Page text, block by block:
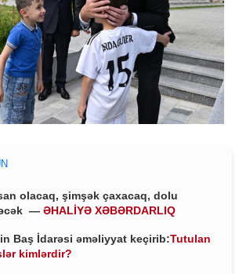
olacaq, şimşək çaxacaq, dolu
— ƏHALİYƏ XƏBƏRDARLIQ
in Baş İdarəsi əməliyyat keçirib:Tutulan
kimlərdir?